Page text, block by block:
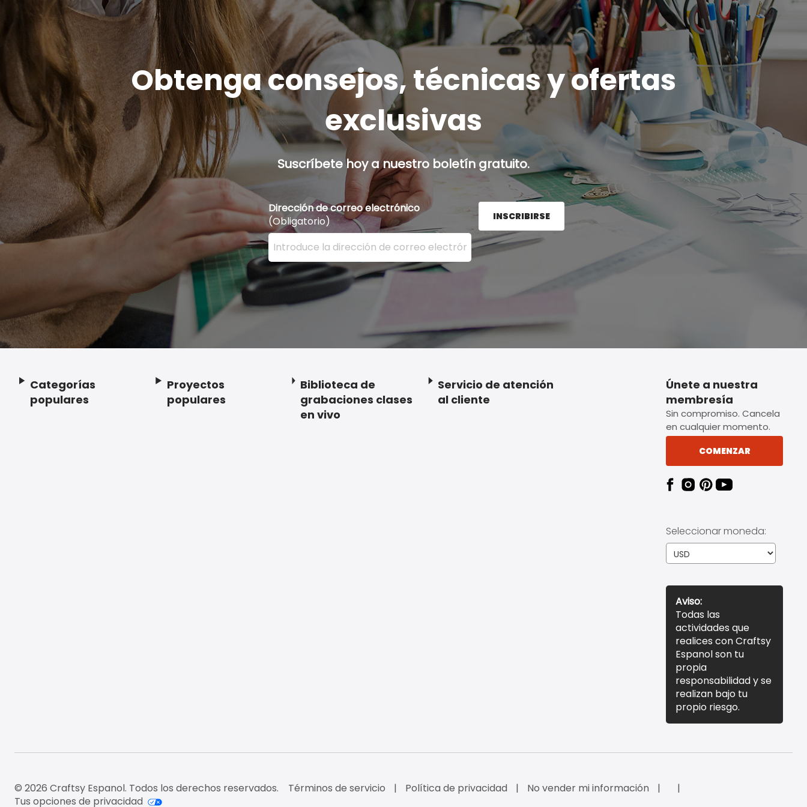
Obtenga consejos, técnicas y ofertas
exclusivas
Suscríbete hoy a nuestro boletín gratuito.
Dirección de correo electrónico
(Obligatorio)
Ingrese su dirección de correo electrónico aquí y presione el botón Registrarse.
INSCRIBIRSE
Footer
Categorías
populares
Proyectos
populares
Biblioteca de
grabaciones clases
en vivo
Servicio de atención
al cliente
Únete a nuestra
membresía
Sin compromiso. Cancela
en cualquier momento.
COMENZAR
Seleccionar moneda:
Aviso:
Todas las
actividades que
realices con Craftsy
Espanol son tu
propia
responsabilidad y se
realizan bajo tu
propio riesgo.
© 2026 Craftsy Espanol. Todos los derechos reservados. Términos de servicio Política de privacidad
No vender mi información
Tus opciones de privacidad